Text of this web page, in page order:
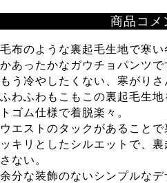
商品コメ
毛布のような裏起毛生地で寒
かあったかなガウチョパンツで
もう冷やしたくない、寒がりさ
ふわふわもこもこの裏起毛生
トゴム仕様で着脱楽々。
ウエストのタックがあること
ッキリとしたシルエットで、
さない。
余分な装飾のないシンプルな